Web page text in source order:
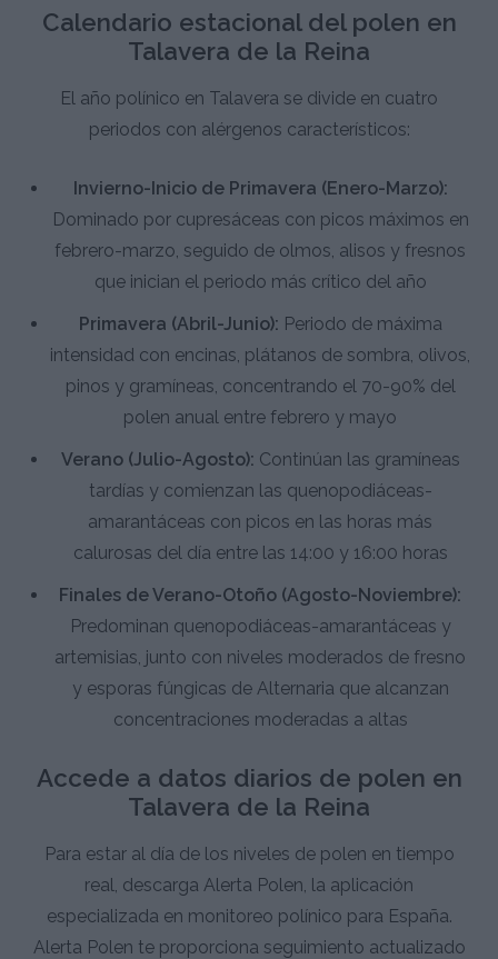
Calendario estacional del polen en
Talavera de la Reina
El año polínico en Talavera se divide en cuatro
periodos con alérgenos característicos:
Invierno-Inicio de Primavera (Enero-Marzo):
Dominado por cupresáceas con picos máximos en
febrero-marzo, seguido de olmos, alisos y fresnos
que inician el periodo más crítico del año
Primavera (Abril-Junio): Periodo de máxima
intensidad con encinas, plátanos de sombra, olivos,
pinos y gramíneas, concentrando el 70-90% del
polen anual entre febrero y mayo
Verano (Julio-Agosto): Continúan las gramíneas
tardías y comienzan las quenopodiáceas-
amarantáceas con picos en las horas más
calurosas del día entre las 14:00 y 16:00 horas
Finales de Verano-Otoño (Agosto-Noviembre):
Predominan quenopodiáceas-amarantáceas y
artemisias, junto con niveles moderados de fresno
y esporas fúngicas de Alternaria que alcanzan
concentraciones moderadas a altas
Accede a datos diarios de polen en
Talavera de la Reina
Para estar al día de los niveles de polen en tiempo
real, descarga Alerta Polen, la aplicación
especializada en monitoreo polínico para España.
Alerta Polen te proporciona seguimiento actualizado